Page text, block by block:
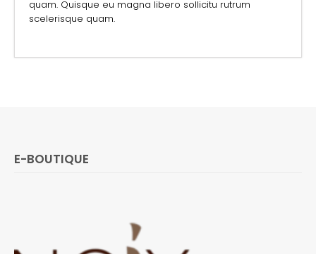
quam. Quisque eu magna libero sollicitu rutrum
scelerisque quam.
E-BOUTIQUE